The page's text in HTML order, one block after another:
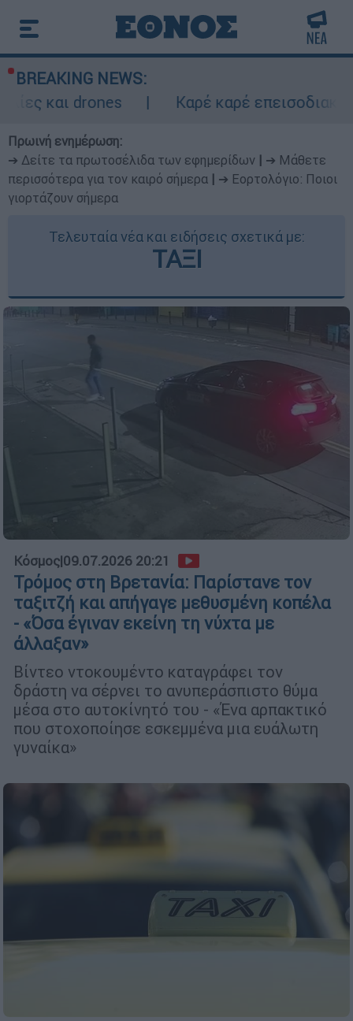
BREAKING NEWS:
Καρέ καρέ επεισοδιακή
Πρωινή ενημέρωση:
➔ Δείτε τα πρωτοσέλιδα των εφημερίδων
➔ Μάθετε
περισσότερα για τον καιρό σήμερα
➔ Εορτολόγιο: Ποιοι
γιορτάζουν σήμερα
Τελευταία νέα και ειδήσεις σχετικά με:
ΤΑΞΙ
Κόσμος|09.07.2026 20:21
Τρόμος στη Βρετανία: Παρίστανε τον
ταξιτζή και απήγαγε μεθυσμένη κοπέλα
- «Όσα έγιναν εκείνη τη νύχτα με
άλλαξαν»
Βίντεο ντοκουμέντο καταγράφει τον
δράστη να σέρνει το ανυπεράσπιστο θύμα
μέσα στο αυτοκίνητό του - «Ένα αρπακτικό
που στοχοποίησε εσκεμμένα μια ευάλωτη
γυναίκα»